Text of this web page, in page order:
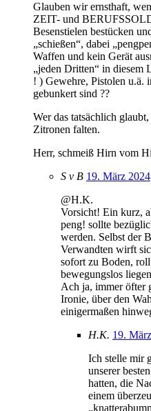
Glauben wir ernsthaft,
ZEIT- und
Besenstielen bestücken
„schießen“, dabei
Waffen und kein Gerät
„jeden Dritten“ in
! ) Gewehre, Pistolen
gebunkert sind ??
Wer das tatsächlich
Zitronen falten.
Herr, schmeiß Hirn vom
S v B 19. März 2024
@H.K.
Vorsicht! Ein kurz,
peng! sollte
werden. Selbst der
Verwandten wirft
sofort zu Boden,
bewegungslos
Ach ja, immer öfter
Ironie, über den
einigermaßen
H.K. 19.
Ich stelle mir
unserer
hatten, die
einem